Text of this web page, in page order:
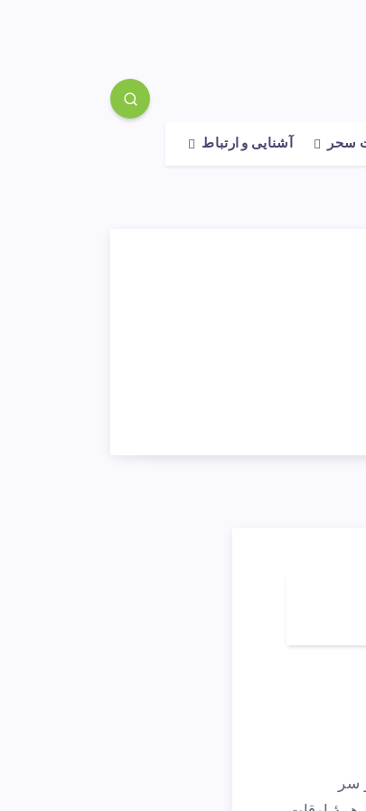
سحر آشنایی و ارتباط
سر